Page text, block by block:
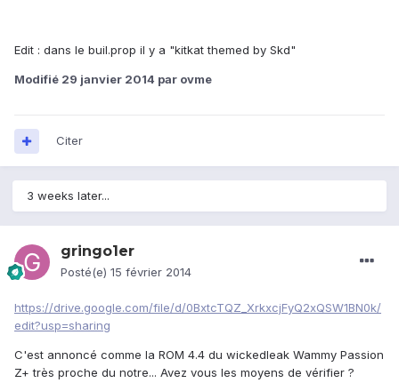
Edit : dans le buil.prop il y a "kitkat themed by Skd"
Modifié 29 janvier 2014 par ovme
Citer
3 weeks later...
gringo1er
Posté(e) 15 février 2014
https://drive.google.com/file/d/0BxtcTQZ_XrkxcjFyQ2xQSW1BN0k/
edit?usp=sharing
C'est annoncé comme la ROM 4.4 du wickedleak Wammy Passion
Z+ très proche du notre... Avez vous les moyens de vérifier ?